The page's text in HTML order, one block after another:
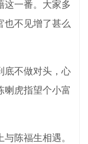
这一番。大家多
也不见增了甚么
不做对头，心
喇虎指望个小富
陈福生相遇。